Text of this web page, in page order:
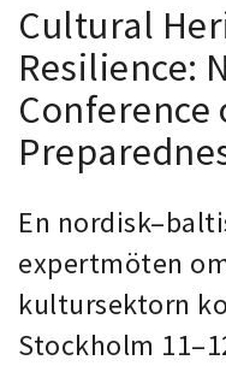
Cultural
Resilience:
Conference
En
expertmöten
kultursektorn
Stockholm